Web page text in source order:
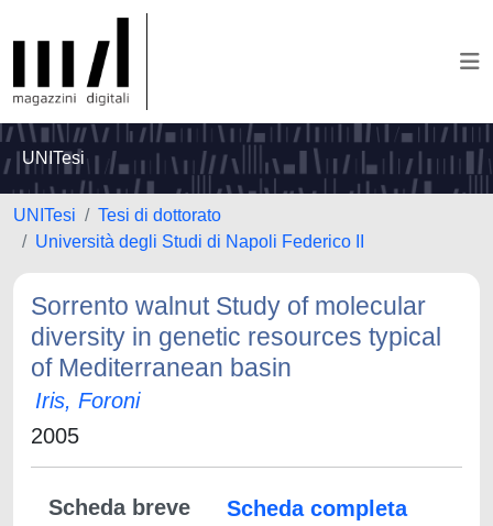
UNITesi
UNITesi
Tesi di dottorato
Università degli Studi di Napoli Federico II
Sorrento walnut Study of molecular
diversity in genetic resources typical
of Mediterranean basin
Iris, Foroni
2005
Scheda breve
Scheda completa